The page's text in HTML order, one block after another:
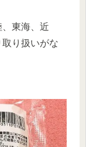
東海、近
り扱いがな